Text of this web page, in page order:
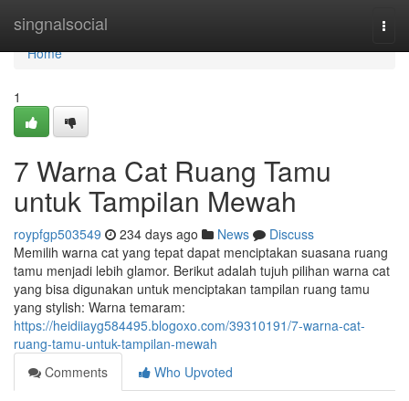
singnalsocial
Home
Home
1
7 Warna Cat Ruang Tamu
untuk Tampilan Mewah
roypfgp503549 234 days ago News
Discuss
Memilih warna cat yang tepat dapat menciptakan suasana ruang
tamu menjadi lebih glamor. Berikut adalah tujuh pilihan warna cat
yang bisa digunakan untuk menciptakan tampilan ruang tamu
yang stylish: Warna temaram:
https://heidiiayg584495.blogoxo.com/39310191/7-warna-cat-
ruang-tamu-untuk-tampilan-mewah
Comments
Who Upvoted